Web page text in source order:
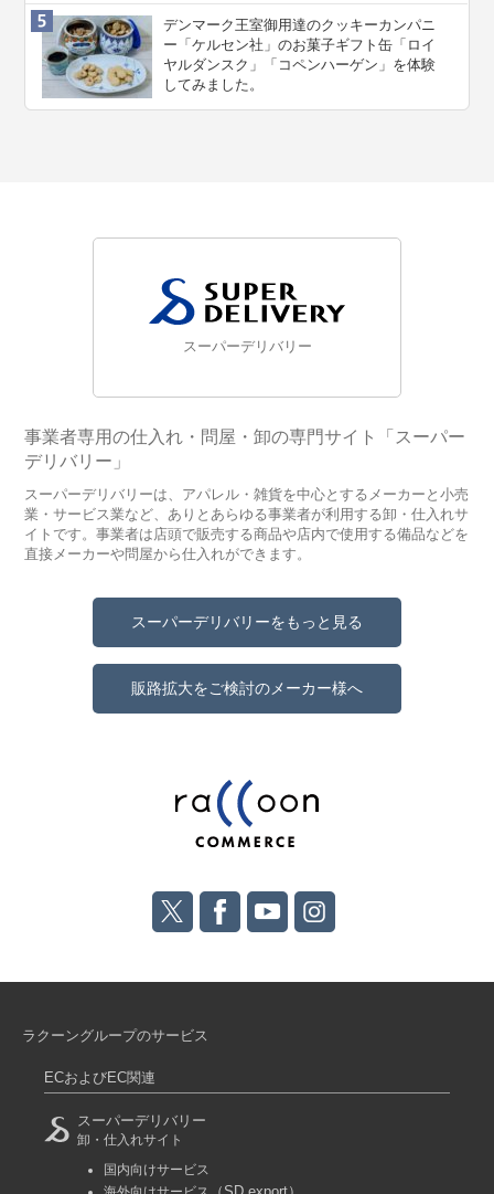
デンマーク王室御用達のクッキーカンパニ
ー「ケルセン社」のお菓子ギフト缶「ロイ
ヤルダンスク」「コペンハーゲン」を体験
してみました。
スーパーデリバリー
事業者専用の仕入れ・問屋・卸の専門サイト「スーパー
デリバリー」
スーパーデリバリーは、アパレル・雑貨を中心とするメーカーと小売
業・サービス業など、ありとあらゆる事業者が利用する卸・仕入れサ
イトです。事業者は店頭で販売する商品や店内で使用する備品などを
直接メーカーや問屋から仕入れができます。
スーパーデリバリーをもっと見る
販路拡大をご検討のメーカー様へ
ラクーングループのサービス
ECおよびEC関連
スーパーデリバリー
卸・仕入れサイト
国内向けサービス